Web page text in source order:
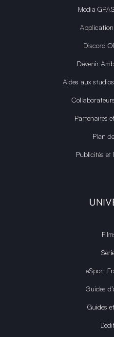
Média
Discord
Devenir
Aides aux
Partenaires
Plan
Publicités et
eSport
Guides
Guides